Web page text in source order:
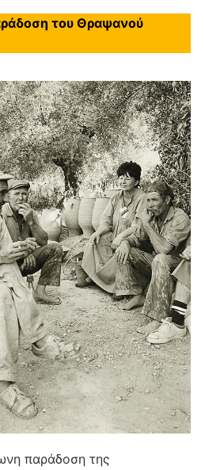
του Θραψανού
παράδοση της